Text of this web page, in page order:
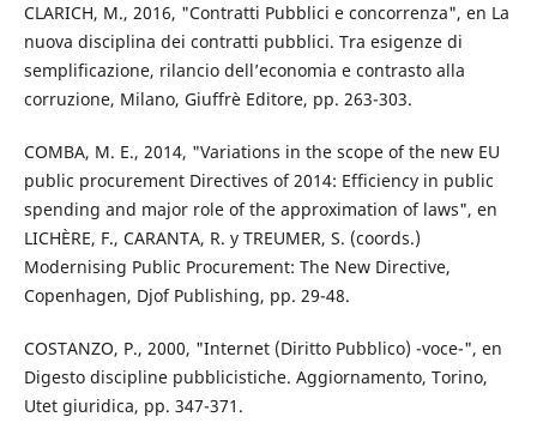
CLARICH, M., 2016, "Contratti Pubblici e concorrenza", en La
nuova disciplina dei contratti pubblici. Tra esigenze di
semplificazione, rilancio dell’economia e contrasto alla
corruzione, Milano, Giuffrè Editore, pp. 263-303.
COMBA, M. E., 2014, "Variations in the scope of the new EU
public procurement Directives of 2014: Efficiency in public
spending and major role of the approximation of laws", en
LICHÈRE, F., CARANTA, R. y TREUMER, S. (coords.)
Modernising Public Procurement: The New Directive,
Copenhagen, Djof Publishing, pp. 29-48.
COSTANZO, P., 2000, "Internet (Diritto Pubblico) -voce-", en
Digesto discipline pubblicistiche. Aggiornamento, Torino,
Utet giuridica, pp. 347-371.